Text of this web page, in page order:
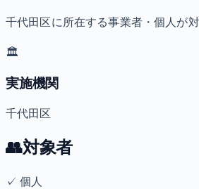
千代田区に所在する事業者・個人が
🏛️
実施機関
千代田区
👥対象者
✓個人